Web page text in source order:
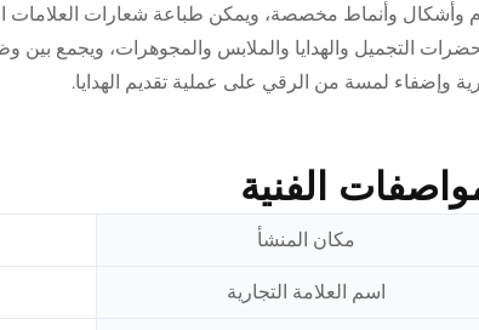
وأشكال وأنماط مخصصة، ويمكن طباعة شعارات العلامات
التجميل والهدايا والملابس والمجوهرات، ويجمع بين
وإضفاء لمسة من الرقي على عملية تقديم الهدايا.
الفنية
مكان المنشأ
اسم العلامة التجارية